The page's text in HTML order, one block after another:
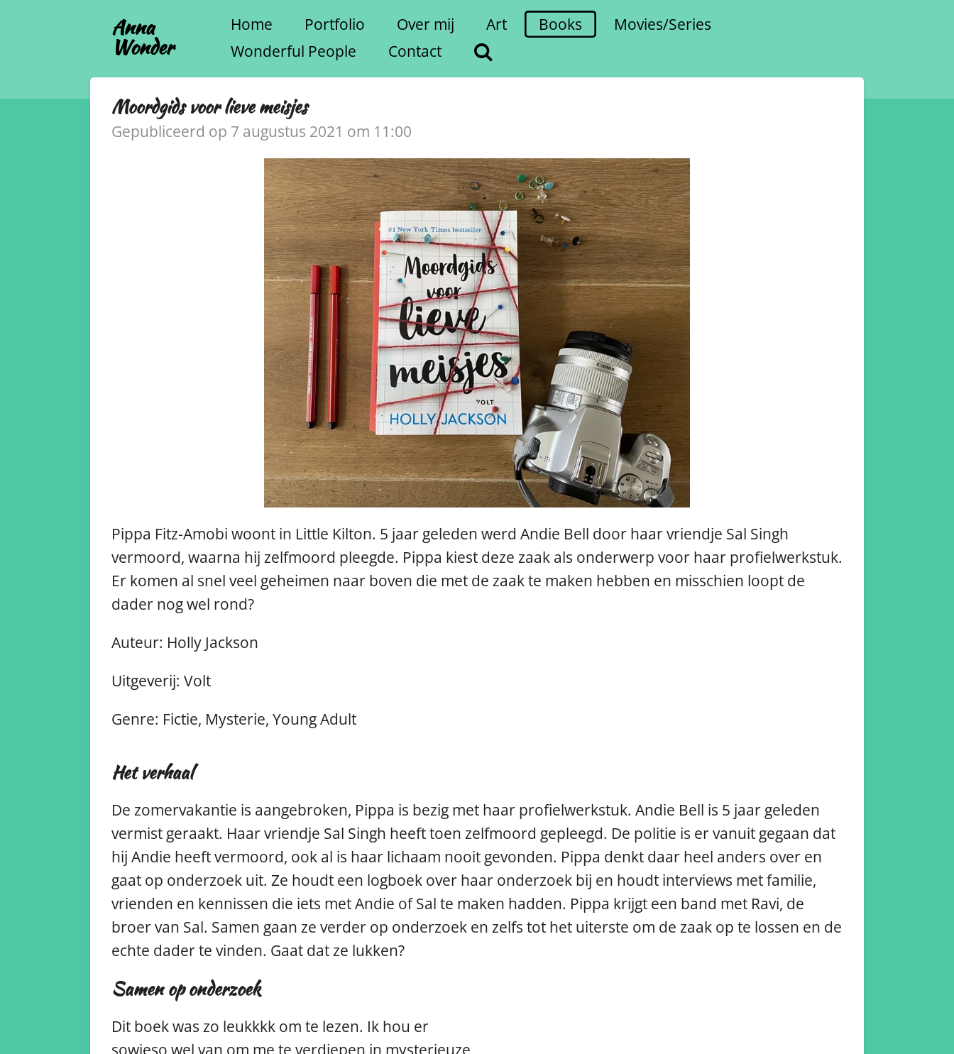
Anna
Wonder
Home Portfolio Over mij Art Books
Movies/Series
Wonderful People
Contact
Moordgids voor lieve meisjes
Gepubliceerd op 7 augustus 2021 om 11:00
Pippa Fitz-Amobi woont in Little Kilton. 5 jaar geleden werd Andie Bell door haar vriendje Sal Singh
vermoord, waarna hij zelfmoord pleegde. Pippa kiest deze zaak als onderwerp voor haar profielwerkstuk.
Er komen al snel veel geheimen naar boven die met de zaak te maken hebben en misschien loopt de
dader nog wel rond?
Auteur: Holly Jackson
Uitgeverij: Volt
Genre: Fictie, Mysterie, Young Adult
Het verhaal
De zomervakantie is aangebroken, Pippa is bezig met haar profielwerkstuk. Andie Bell is 5 jaar geleden
vermist geraakt. Haar vriendje Sal Singh heeft toen zelfmoord gepleegd. De politie is er vanuit gegaan dat
hij Andie heeft vermoord, ook al is haar lichaam nooit gevonden. Pippa denkt daar heel anders over en
gaat op onderzoek uit. Ze houdt een logboek over haar onderzoek bij en houdt interviews met familie,
vrienden en kennissen die iets met Andie of Sal te maken hadden. Pippa krijgt een band met Ravi, de
broer van Sal. Samen gaan ze verder op onderzoek en zelfs tot het uiterste om de zaak op te lossen en de
echte dader te vinden. Gaat dat ze lukken?
Samen op onderzoek
Dit boek was zo leukkkk om te lezen. Ik hou er
sowieso wel van om me te verdiepen in mysterieuze